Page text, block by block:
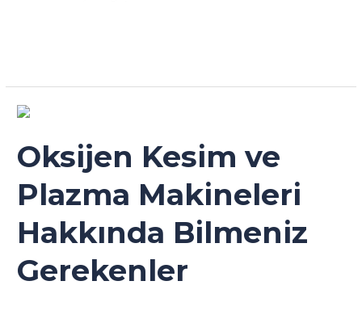
Oksijen Kesim ve
Plazma Makineleri
Hakkında Bilmeniz
Gerekenler
Oksijen
ve
Plazma
Hakkında
Gerekenler